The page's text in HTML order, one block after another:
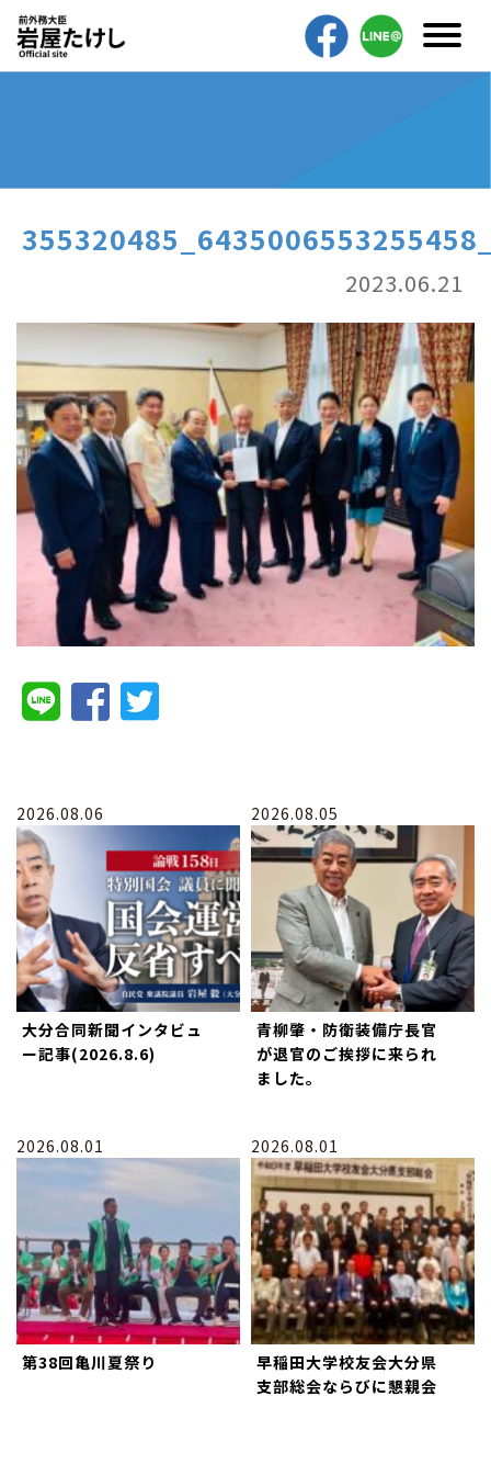
2023.06.21
2026.08.06
大分合同新聞インタビュ
ー記事(2026.8.6)
2026.08.05
青柳肇・防衛装備庁長官
が退官のご挨拶に来られ
ました。
2026.08.01
第38回亀川夏祭り
2026.08.01
早稲田大学校友会大分県
支部総会ならびに懇親会